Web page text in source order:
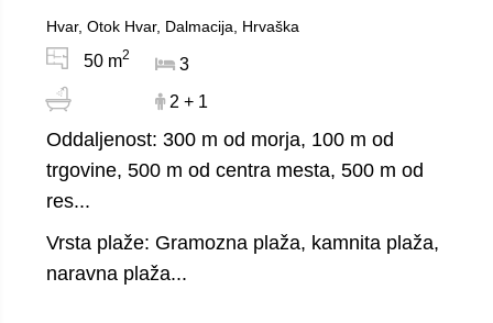
Hvar, Otok Hvar, Dalmacija, Hrvaška
50 m2
3
2 + 1
Oddaljenost: 300 m od morja, 100 m od
trgovine, 500 m od centra mesta, 500 m od
res...
Vrsta plaže: Gramozna plaža, kamnita plaža,
naravna plaža...